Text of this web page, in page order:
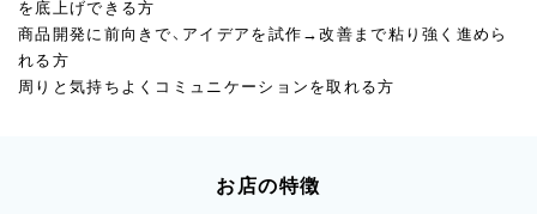
を底上げできる方
商品開発に前向きで、アイデアを試作→改善まで粘り強く進めら
れる方
周りと気持ちよくコミュニケーションを取れる方
お店の特徴